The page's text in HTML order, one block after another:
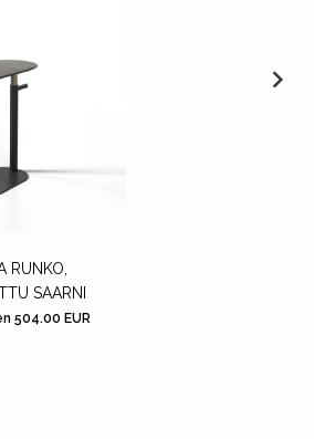
RUNKO,
SAARNI
504.00 EUR